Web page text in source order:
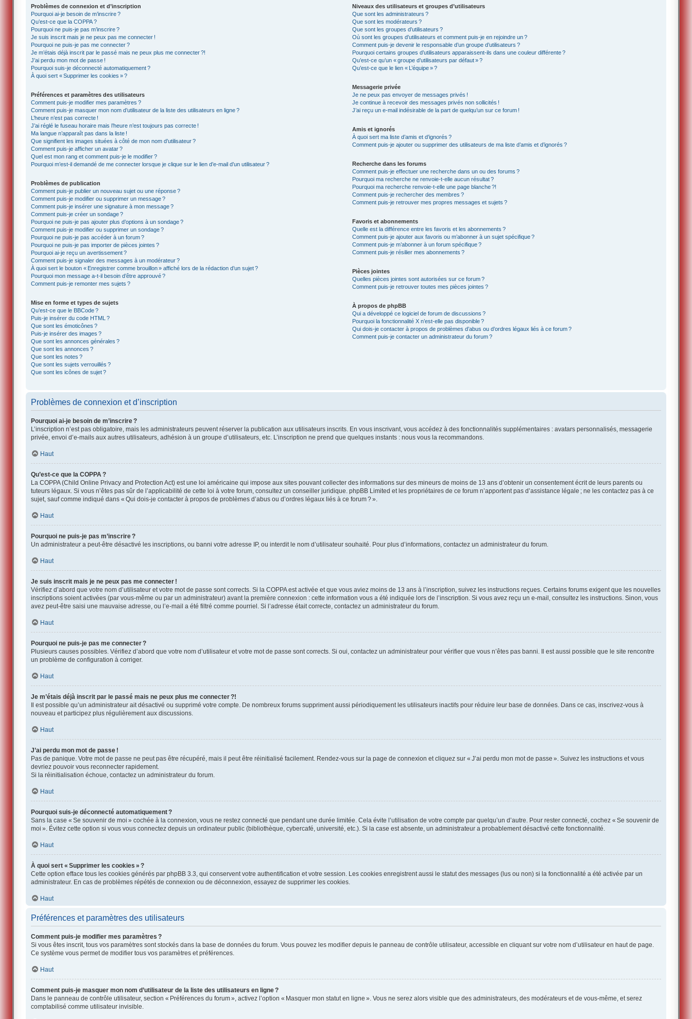
Problèmes de connexion et d’inscription
Pourquoi ai-je besoin de m’inscrire ?
Qu’est-ce que la COPPA ?
Pourquoi ne puis-je pas m’inscrire ?
Je suis inscrit mais je ne peux pas me connecter !
Pourquoi ne puis-je pas me connecter ?
Je m’étais déjà inscrit par le passé mais ne peux plus me connecter ?!
J’ai perdu mon mot de passe !
Pourquoi suis-je déconnecté automatiquement ?
À quoi sert « Supprimer les cookies » ?
Préférences et paramètres des utilisateurs
Comment puis-je modifier mes paramètres ?
Comment puis-je masquer mon nom d’utilisateur de la liste des utilisateurs en ligne ?
L’heure n’est pas correcte !
J’ai réglé le fuseau horaire mais l’heure n’est toujours pas correcte !
Ma langue n’apparaît pas dans la liste !
Que signifient les images situées à côté de mon nom d’utilisateur ?
Comment puis-je afficher un avatar ?
Quel est mon rang et comment puis-je le modifier ?
Pourquoi m’est-il demandé de me connecter lorsque je clique sur le lien d’e-mail d’un utilisateur ?
Problèmes de publication
Comment puis-je publier un nouveau sujet ou une réponse ?
Comment puis-je modifier ou supprimer un message ?
Comment puis-je insérer une signature à mon message ?
Comment puis-je créer un sondage ?
Pourquoi ne puis-je pas ajouter plus d’options à un sondage ?
Comment puis-je modifier ou supprimer un sondage ?
Pourquoi ne puis-je pas accéder à un forum ?
Pourquoi ne puis-je pas importer de pièces jointes ?
Pourquoi ai-je reçu un avertissement ?
Comment puis-je signaler des messages à un modérateur ?
À quoi sert le bouton « Enregistrer comme brouillon » affiché lors de la rédaction d’un sujet ?
Pourquoi mon message a-t-il besoin d’être approuvé ?
Comment puis-je remonter mes sujets ?
Mise en forme et types de sujets
Qu’est-ce que le BBCode ?
Puis-je insérer du code HTML ?
Que sont les émoticônes ?
Puis-je insérer des images ?
Que sont les annonces générales ?
Que sont les annonces ?
Que sont les notes ?
Que sont les sujets verrouillés ?
Que sont les icônes de sujet ?
Niveaux des utilisateurs et groupes d’utilisateurs
Que sont les administrateurs ?
Que sont les modérateurs ?
Que sont les groupes d’utilisateurs ?
Où sont les groupes d’utilisateurs et comment puis-je en rejoindre un ?
Comment puis-je devenir le responsable d’un groupe d’utilisateurs ?
Pourquoi certains groupes d’utilisateurs apparaissent-ils dans une couleur différente ?
Qu’est-ce qu’un « groupe d’utilisateurs par défaut » ?
Qu’est-ce que le lien « L’équipe » ?
Messagerie privée
Je ne peux pas envoyer de messages privés !
Je continue à recevoir des messages privés non sollicités !
J’ai reçu un e-mail indésirable de la part de quelqu’un sur ce forum !
Amis et ignorés
À quoi sert ma liste d’amis et d’ignorés ?
Comment puis-je ajouter ou supprimer des utilisateurs de ma liste d’amis et d’ignorés ?
Recherche dans les forums
Comment puis-je effectuer une recherche dans un ou des forums ?
Pourquoi ma recherche ne renvoie-t-elle aucun résultat ?
Pourquoi ma recherche renvoie-t-elle une page blanche ?!
Comment puis-je rechercher des membres ?
Comment puis-je retrouver mes propres messages et sujets ?
Favoris et abonnements
Quelle est la différence entre les favoris et les abonnements ?
Comment puis-je ajouter aux favoris ou m’abonner à un sujet spécifique ?
Comment puis-je m’abonner à un forum spécifique ?
Comment puis-je résilier mes abonnements ?
Pièces jointes
Quelles pièces jointes sont autorisées sur ce forum ?
Comment puis-je retrouver toutes mes pièces jointes ?
À propos de phpBB
Qui a développé ce logiciel de forum de discussions ?
Pourquoi la fonctionnalité X n’est-elle pas disponible ?
Qui dois-je contacter à propos de problèmes d’abus ou d’ordres légaux liés à ce forum ?
Comment puis-je contacter un administrateur du forum ?
Problèmes de connexion et d’inscription
Pourquoi ai-je besoin de m’inscrire ?
L’inscription n’est pas obligatoire, mais les administrateurs peuvent réserver la publication aux utilisateurs inscrits. En vous inscrivant, vous accédez à des fonctionnalités supplémentaires : avatars personnalisés, messagerie
privée, envoi d’e-mails aux autres utilisateurs, adhésion à un groupe d’utilisateurs, etc. L’inscription ne prend que quelques instants : nous vous la recommandons.
Haut
Qu’est-ce que la COPPA ?
La COPPA (Child Online Privacy and Protection Act) est une loi américaine qui impose aux sites pouvant collecter des informations sur des mineurs de moins de 13 ans d’obtenir un consentement écrit de leurs parents ou
tuteurs légaux. Si vous n’êtes pas sûr de l’applicabilité de cette loi à votre forum, consultez un conseiller juridique. phpBB Limited et les propriétaires de ce forum n’apportent pas d’assistance légale ; ne les contactez pas à ce
sujet, sauf comme indiqué dans « Qui dois-je contacter à propos de problèmes d’abus ou d’ordres légaux liés à ce forum ? ».
Haut
Pourquoi ne puis-je pas m’inscrire ?
Un administrateur a peut-être désactivé les inscriptions, ou banni votre adresse IP, ou interdit le nom d’utilisateur souhaité. Pour plus d’informations, contactez un administrateur du forum.
Haut
Je suis inscrit mais je ne peux pas me connecter !
Vérifiez d’abord que votre nom d’utilisateur et votre mot de passe sont corrects. Si la COPPA est activée et que vous aviez moins de 13 ans à l’inscription, suivez les instructions reçues. Certains forums exigent que les nouvelles
inscriptions soient activées (par vous-même ou par un administrateur) avant la première connexion : cette information vous a été indiquée lors de l’inscription. Si vous avez reçu un e-mail, consultez les instructions. Sinon, vous
avez peut-être saisi une mauvaise adresse, ou l’e-mail a été filtré comme pourriel. Si l’adresse était correcte, contactez un administrateur du forum.
Haut
Pourquoi ne puis-je pas me connecter ?
Plusieurs causes possibles. Vérifiez d’abord que votre nom d’utilisateur et votre mot de passe sont corrects. Si oui, contactez un administrateur pour vérifier que vous n’êtes pas banni. Il est aussi possible que le site rencontre
un problème de configuration à corriger.
Haut
Je m’étais déjà inscrit par le passé mais ne peux plus me connecter ?!
Il est possible qu’un administrateur ait désactivé ou supprimé votre compte. De nombreux forums suppriment aussi périodiquement les utilisateurs inactifs pour réduire leur base de données. Dans ce cas, inscrivez-vous à
nouveau et participez plus régulièrement aux discussions.
Haut
J’ai perdu mon mot de passe !
Pas de panique. Votre mot de passe ne peut pas être récupéré, mais il peut être réinitialisé facilement. Rendez-vous sur la page de connexion et cliquez sur « J’ai perdu mon mot de passe ». Suivez les instructions et vous
devriez pouvoir vous reconnecter rapidement.
Si la réinitialisation échoue, contactez un administrateur du forum.
Haut
Pourquoi suis-je déconnecté automatiquement ?
Sans la case « Se souvenir de moi » cochée à la connexion, vous ne restez connecté que pendant une durée limitée. Cela évite l’utilisation de votre compte par quelqu’un d’autre. Pour rester connecté, cochez « Se souvenir de
moi ». Évitez cette option si vous vous connectez depuis un ordinateur public (bibliothèque, cybercafé, université, etc.). Si la case est absente, un administrateur a probablement désactivé cette fonctionnalité.
Haut
À quoi sert « Supprimer les cookies » ?
Cette option efface tous les cookies générés par phpBB 3.3, qui conservent votre authentification et votre session. Les cookies enregistrent aussi le statut des messages (lus ou non) si la fonctionnalité a été activée par un
administrateur. En cas de problèmes répétés de connexion ou de déconnexion, essayez de supprimer les cookies.
Haut
Préférences et paramètres des utilisateurs
Comment puis-je modifier mes paramètres ?
Si vous êtes inscrit, tous vos paramètres sont stockés dans la base de données du forum. Vous pouvez les modifier depuis le panneau de contrôle utilisateur, accessible en cliquant sur votre nom d’utilisateur en haut de page.
Ce système vous permet de modifier tous vos paramètres et préférences.
Haut
Comment puis-je masquer mon nom d’utilisateur de la liste des utilisateurs en ligne ?
Dans le panneau de contrôle utilisateur, section « Préférences du forum », activez l’option « Masquer mon statut en ligne ». Vous ne serez alors visible que des administrateurs, des modérateurs et de vous-même, et serez
comptabilisé comme utilisateur invisible.